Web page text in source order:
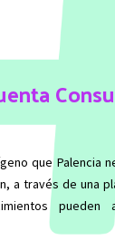
que Palencia
a través de una
pueden